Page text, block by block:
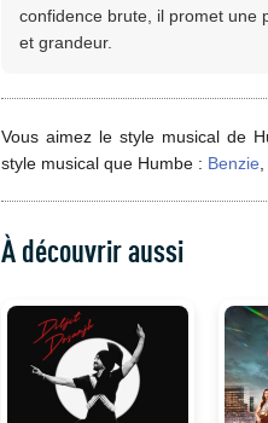
confidence brute, il promet une
et grandeur.
Vous aimez le style musical de
style musical que Humbe : Benzie
À découvrir aussi